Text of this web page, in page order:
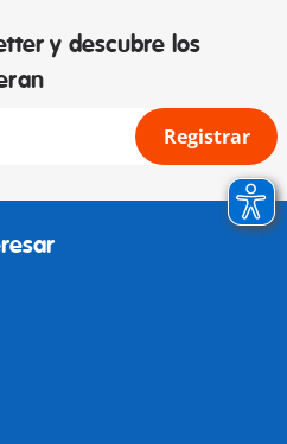
y descubre los
Registrar